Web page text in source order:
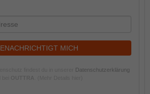
MICH
Datenschutzerklärung